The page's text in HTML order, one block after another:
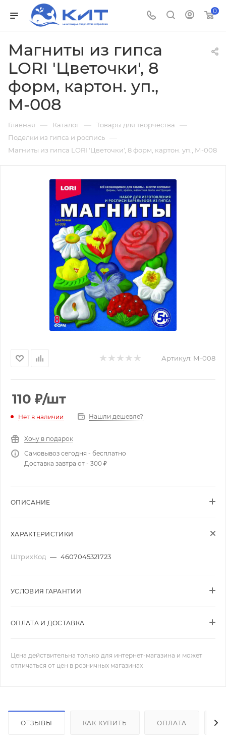
0
Магниты из гипса
LORI 'Цветочки', 8
форм, картон. уп.,
М-008
Главная — Каталог — Товары для творчества —
Поделки из гипса и роспись —
Магниты из гипса LORI 'Цветочки', 8 форм, картон. уп., М-008
Артикул: М-008
110 ₽/шт
Нет в наличии Нашли дешевле?
Хочу в подарок
Самовывоз сегодня - бесплатно
Доставка завтра от - 300 ₽
ОПИСАНИЕ
ХАРАКТЕРИСТИКИ
ШтрихКод — 4607045321723
УСЛОВИЯ ГАРАНТИИ
ОПЛАТА И ДОСТАВКА
Цена действительна только для интернет-магазина и может
отличаться от цен в розничных магазинах
ОТЗЫВЫ КАК КУПИТЬ ОПЛАТА